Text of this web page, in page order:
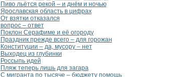
Пиво льётся рекой – и днём и ночью
Ярославская область в цифрах
От взятки отказался
вопрос – ответ
Поклон Серафиме и её огороду
Праздник прежде всего – для горожан
Конституции – да, мусору – нет
Выходец из глубинки
Россыпь идей
Пляж теперь лишь для загара
С мигранта по тысяче – бюджету помощь